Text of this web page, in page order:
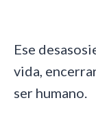
Ese
vida,
ser humano.